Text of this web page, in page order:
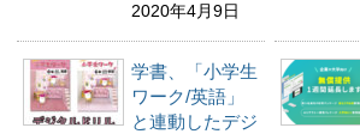
2020年4月9日
学書、「小学生
ワーク/英語」
と連動したデジ